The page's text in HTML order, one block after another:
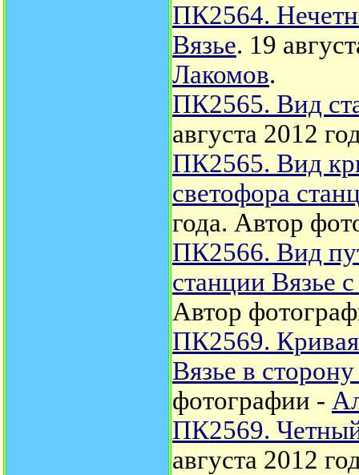
ПК2564.
Вязье. 19
Лакомов.
ПК2565. Вид
августа 2012
ПК2565. Вид
светофора
года. Автор
ПК2566. Вид
станции Вязье
Автор
ПК2569. Кривая
Вязье в
фотографии -
ПК2569.
августа 2012